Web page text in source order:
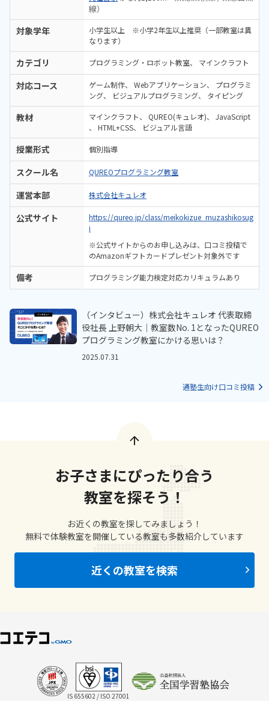
線）
対象学年
小学生以上 ※小学2年生以上推奨（一部教室は異
なります）
カテゴリ プログラミング・ロボット教室 マインクラフト
対応コース ゲーム制作 Webアプリケーション
プログラミ
ング
ビジュアルプログラミング タイピング
教材 マインクラフト QUREO(キュレオ)
JavaScript
HTML+CSS
ビジュアル言語
授業形式 個別指導
スクール名 QUREOプログラミング教室
運営本部 株式会社キュレオ
公式サイト
https://qureo.jp/class/meikokizue_muzashikosug
i
※公式サイトからのお申し込みは、口コミ投稿で
のAmazonギフトカードプレゼント対象外です
備考 プログラミング能力検定対応カリキュラムあり
（インタビュー）株式会社キュレオ 代表取締
役社長 上野朝大｜教室数No. 1となったQUREO
プログラミング教室にかける思いは？
2025.07.31
通塾生向け口コミ投稿
お子さまにぴったり合う
教室を探そう！
お近くの教室を探してみましょう！
無料で体験教室を開催している教室も多数紹介しています
近くの教室を検索
IS 655602 / ISO 27001